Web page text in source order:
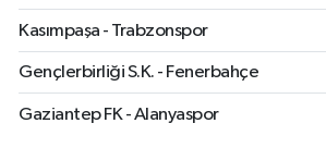
Kasımpaşa - Trabzonspor
Gençlerbirliği S.K. - Fenerbahçe
Gaziantep FK - Alanyaspor